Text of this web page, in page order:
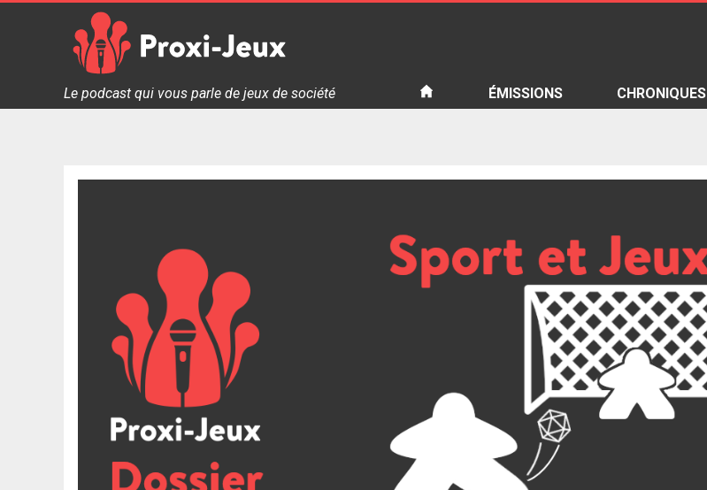
Proxi Jeux - Le podcast qui vous parle de jeux de société
Le podcast qui vous parle de jeux de société ÉMISSIONS CHRONIQUES